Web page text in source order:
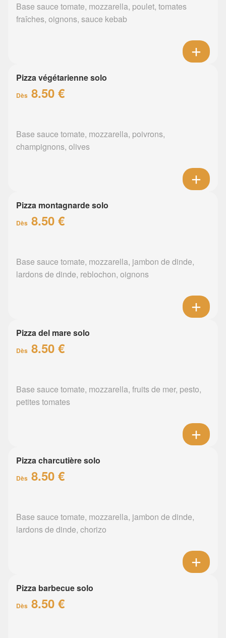
Base sauce tomate, mozzarella, poulet, tomates
fraîches, oignons, sauce kebab
Pizza végétarienne solo
Dès 8.50 €
Base sauce tomate, mozzarella, poivrons,
champignons, olives
Pizza montagnarde solo
Dès 8.50 €
Base sauce tomate, mozzarella, jambon de dinde,
lardons de dinde, reblochon, oignons
Pizza del mare solo
Dès 8.50 €
Base sauce tomate, mozzarella, fruits de mer, pesto,
petites tomates
Pizza charcutière solo
Dès 8.50 €
Base sauce tomate, mozzarella, jambon de dinde,
lardons de dinde, chorizo
Pizza barbecue solo
Dès 8.50 €